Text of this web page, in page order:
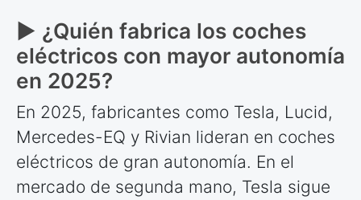
► ¿Quién fabrica los coches
eléctricos con mayor autonomía
en 2025?
En 2025, fabricantes como Tesla, Lucid,
Mercedes-EQ y Rivian lideran en coches
eléctricos de gran autonomía. En el
mercado de segunda mano, Tesla sigue